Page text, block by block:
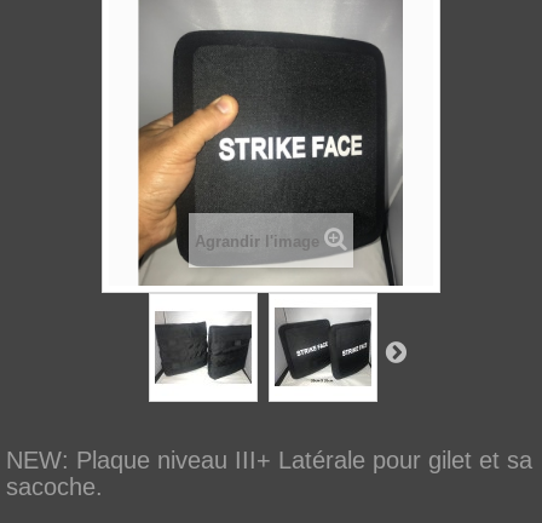
Agrandir l'image
NEW: Plaque niveau III+ Latérale pour gilet et sa
sacoche.